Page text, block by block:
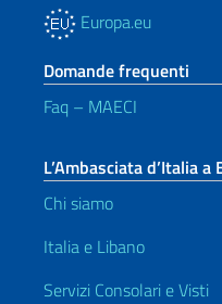
Europa.eu
Domande frequenti
Faq – MAECI
L’Ambasciata d’Italia a
Chi siamo
Italia e Libano
Servizi Consolari e Visti